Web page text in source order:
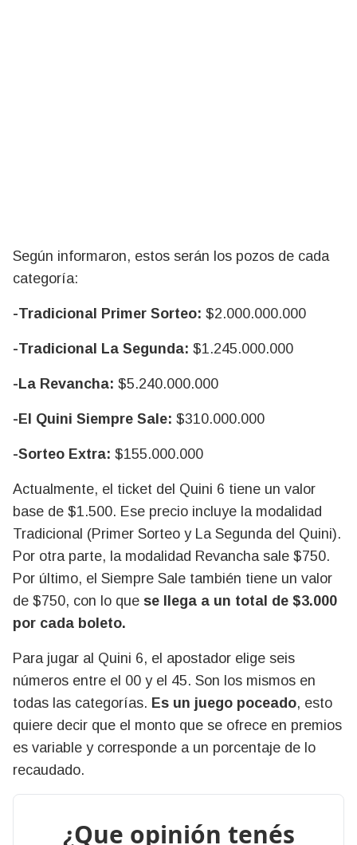
Según informaron, estos serán los pozos de cada
categoría:
-Tradicional Primer Sorteo: $2.000.000.000
-Tradicional La Segunda: $1.245.000.000
-La Revancha: $5.240.000.000
-El Quini Siempre Sale: $310.000.000
-Sorteo Extra: $155.000.000
Actualmente, el ticket del Quini 6 tiene un valor
base de $1.500. Ese precio incluye la modalidad
Tradicional (Primer Sorteo y La Segunda del Quini).
Por otra parte, la modalidad Revancha sale $750.
Por último, el Siempre Sale también tiene un valor
de $750, con lo que se llega a un total de $3.000
por cada boleto.
Para jugar al Quini 6, el apostador elige seis
números entre el 00 y el 45. Son los mismos en
todas las categorías. Es un juego poceado, esto
quiere decir que el monto que se ofrece en premios
es variable y corresponde a un porcentaje de lo
recaudado.
¿Que opinión tenés